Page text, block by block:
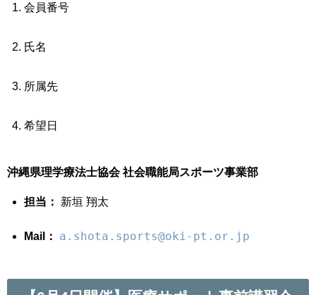
会員番号
氏名
所属先
希望日
沖縄県理学療法士協会 社会職能局スポーツ事業部
担当： 新垣 翔太
Mail： a.shota.sports@oki-pt.or.jp